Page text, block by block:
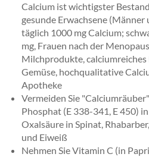
Calcium ist wichtigster
gesunde Erwachsene
täglich 1000 mg Calcium;
mg, Frauen nach der
Milchprodukte,
Gemüse, hochqualitative
Apotheke
Vermeiden Sie
Phosphat (E 338-341, E 450)
Oxalsäure in Spinat,
und Eiweiß
Nehmen Sie Vitamin C (in